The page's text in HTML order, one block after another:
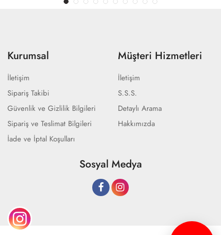
Kurumsal
İletişim
Sipariş Takibi
Güvenlik ve Gizlilik Bilgileri
Sipariş ve Teslimat Bilgileri
İade ve İptal Koşulları
Müşteri Hizmetleri
İletişim
S.S.S.
Detaylı Arama
Hakkımızda
Sosyal Medya